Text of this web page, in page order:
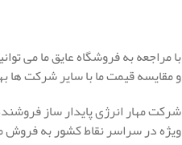
با مراجعه به فروشگاه عایق ما می
و مقایسه قیمت ما با سایر شرکت ها
شرکت مهار انرژی پایدار ساز
ویژه در سراسر نقاط کشور به فروش